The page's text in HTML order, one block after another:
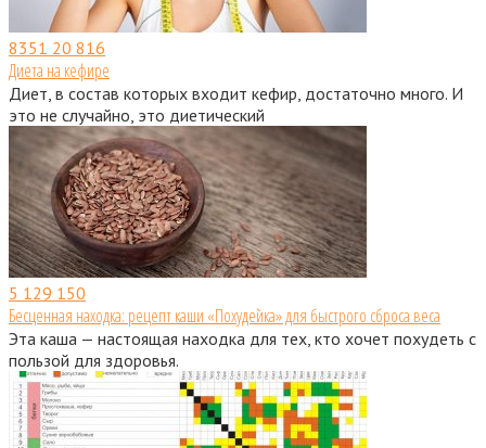
8351 20 816
Диета на кефире
Диет, в состав которых входит кефир, достаточно много. И
это не случайно, это диетический
5 129 150
Бесценная находка: рецепт каши «Похудейка» для быстрого сброса веса
Эта каша — настоящая находка для тех, кто хочет похудеть с
пользой для здоровья.